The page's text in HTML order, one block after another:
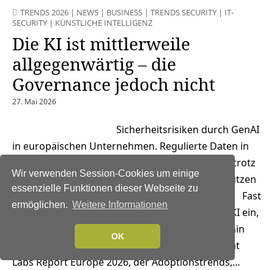
Wir verwenden Session-Cookies um einige
essenzielle Funktionen dieser Webseite zu
ermöglichen. Weitere Informationen
OK
TRENDS 2026 | NEWS | BUSINESS | TRENDS SECURITY | IT-
SECURITY | KÜNSTLICHE INTELLIGENZ
Die KI ist mittlerweile
allgegenwärtig – die
Governance jedoch nicht
27. Mai 2026
Sicherheitsrisiken durch GenAI
in europäischen Unternehmen. Regulierte Daten in
59 Prozent aller Richtlinienverstöße. Shadow AI trotz
Gegenmaßnahmen weiter präsent. Angreifer nutzen
GitHub und OneDrive zur Malware-Verbreitung. Fast
alle Unternehmen in Europa setzen generative KI ein,
doch die Governance hinkt der Nutzung weiterhin
hinterher. Das zeigt der aktuelle Netskope Threat
Labs Report Europe 2026, der Adoptionstrends,…